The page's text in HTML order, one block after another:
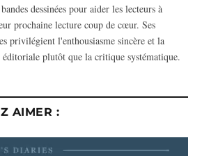
dessinées pour aider les lecteurs à
prochaine lecture coup de cœur. Ses
privilégient l'enthousiasme sincère et la
plutôt que la critique systématique.
AIMER :